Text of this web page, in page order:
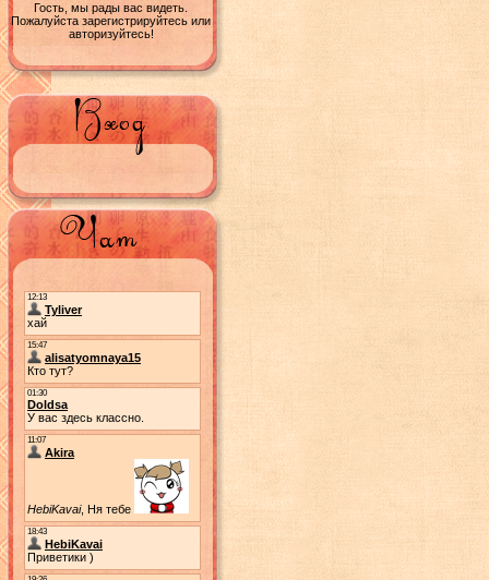
Гость, мы рады вас видеть.
Пожалуйста зарегистрируйтесь или
авторизуйтесь!